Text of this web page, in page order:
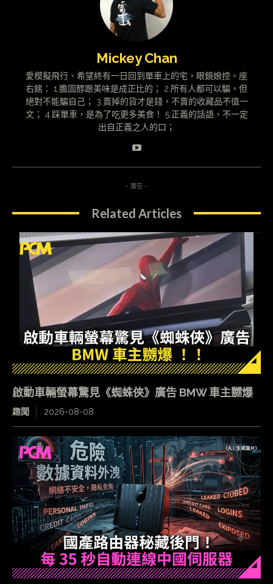
Mickey Chan
愛模擬飛行、希望終有一日回到單車上的宅，眼鏡娘控。座
右銘： 1.膽固醇跟美味是成正比的； 2.所有人都可以騙，但
絕對不能騙自己； 3.賣掉的貨才是錢，不賣的收藏品不值一
文； 4.踩單車，是為了吃更多美食！ 5.正義的話語，不一定
出自正義之人的口；
- 廣告 -
Related Articles
啟動車輛螢幕驚見《蜘蛛俠》廣告 BMW 車主嬲爆
趣聞 2026-08-08